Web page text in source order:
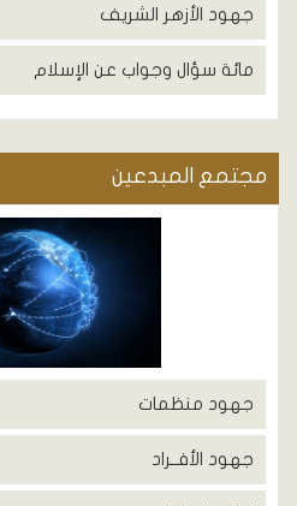
جهود الأزهر الشريف
مائة سؤال وجواب عن الإسلام
مجتمع المبدعين
جهود منظمات
جهود الأفــراد